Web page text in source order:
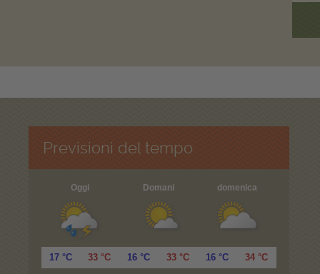
Previsioni del tempo
Oggi Domani domenica
17 °C 33 °C 16 °C 33 °C 16 °C 34 °C